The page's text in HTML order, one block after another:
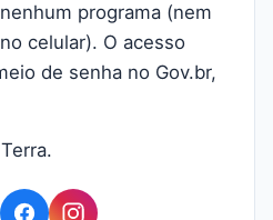
programa (nem
celular). O acesso
de senha no Gov.br,